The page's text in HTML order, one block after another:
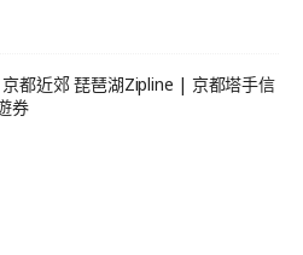
京都近郊 琵琶湖Zipline | 京都塔手信
券